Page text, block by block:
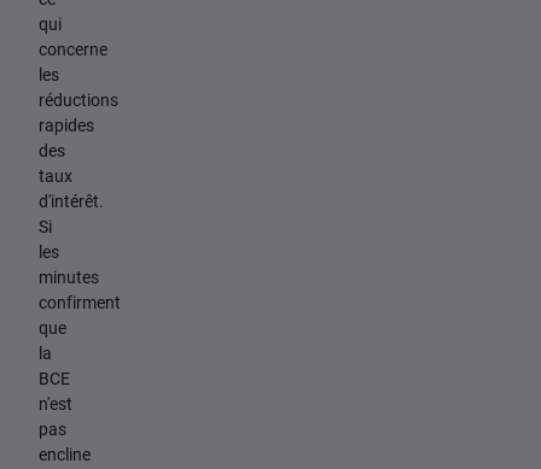
qui
concerne
les
réductions
rapides
des
taux
d'intérêt.
Si
les
minutes
confirment
que
la
BCE
n'est
pas
encline